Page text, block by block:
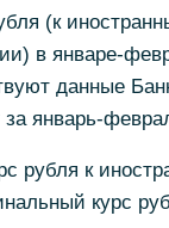
(к
в январе-
данные
январь-
рубля к
курс